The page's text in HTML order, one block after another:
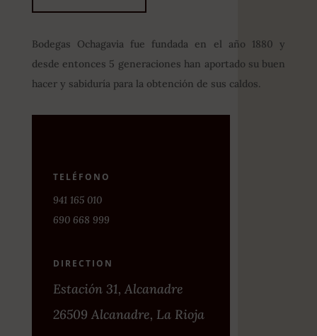
Bodegas Ochagavia fue fundada en el año 1880 y
desde entonces 5 generaciones han aportado su buen
hacer y sabiduría para la obtención de sus caldos.
TELÉFONO
941 165 010
690 668 999
DIRECTION
Estación 31, Alcanadre
26509 Alcanadre, La Rioja